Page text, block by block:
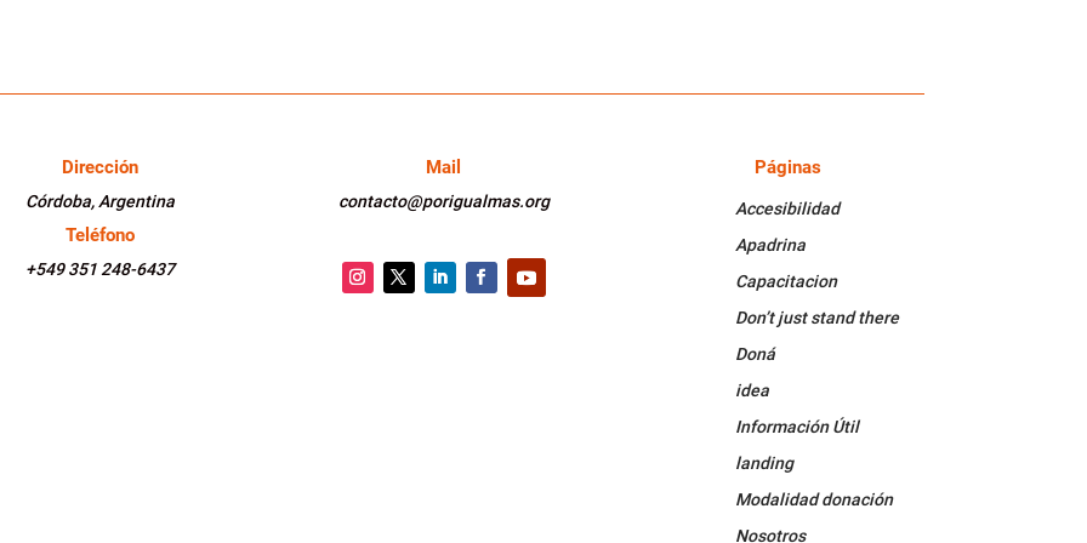
Dirección
Córdoba, Argentina
Teléfono
+549 351 248-6437
Mail
contacto@porigualmas.org
Facebook
Páginas
Accesibilidad
Apadrina
Capacitacion
Don’t just stand there
Doná
idea
Información Útil
landing
Modalidad donación
Nosotros